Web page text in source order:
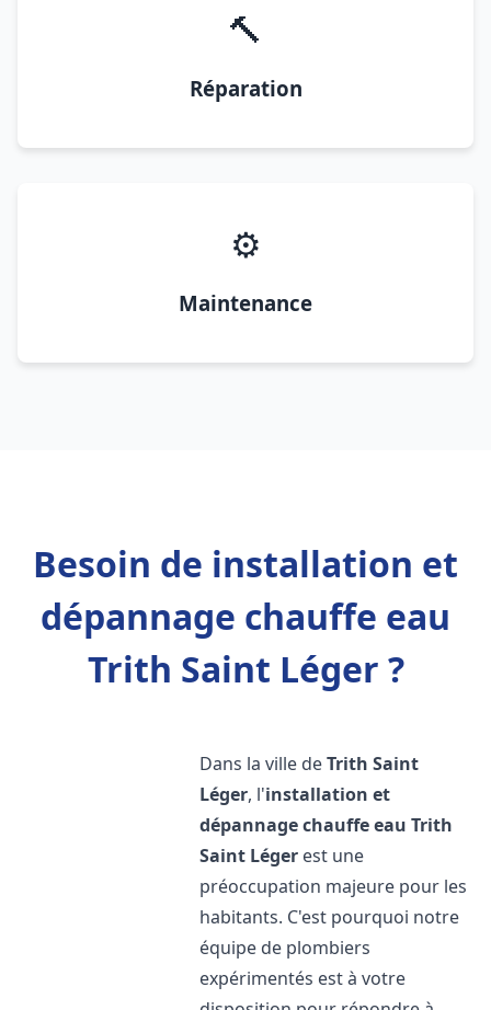
🔨
Réparation
⚙️
Maintenance
Besoin de installation et
dépannage chauffe eau
Trith Saint Léger ?
Dans la ville deTrith Saint
Léger, l'installation et
dépannage chauffe eau Trith
Saint Léger est une
préoccupation majeure pour les
habitants. C'est pourquoi notre
équipe de plombiers
expérimentés est à votre